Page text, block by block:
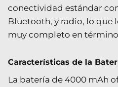
conectividad estándar
Bluetooth, y radio, lo que
muy completo en
Características de la
La batería de 4000 mAh